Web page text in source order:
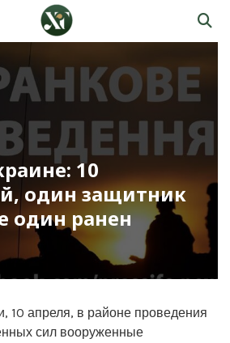
10
один защитник
один ранен
10 апреля, в районе проведения
сил вооруженные